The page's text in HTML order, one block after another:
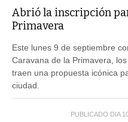
Abrió la inscripción
Primavera
Este lunes 9 de septiembre
Caravana de la Primavera,
traen una propuesta icónica
ciudad.
PUBLICADO DIA